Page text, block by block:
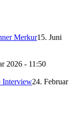
Merkur15. Juni
2026 - 11:50
Interview24. Februar